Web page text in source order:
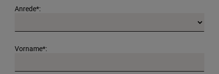
Anrede*:
Vorname*: